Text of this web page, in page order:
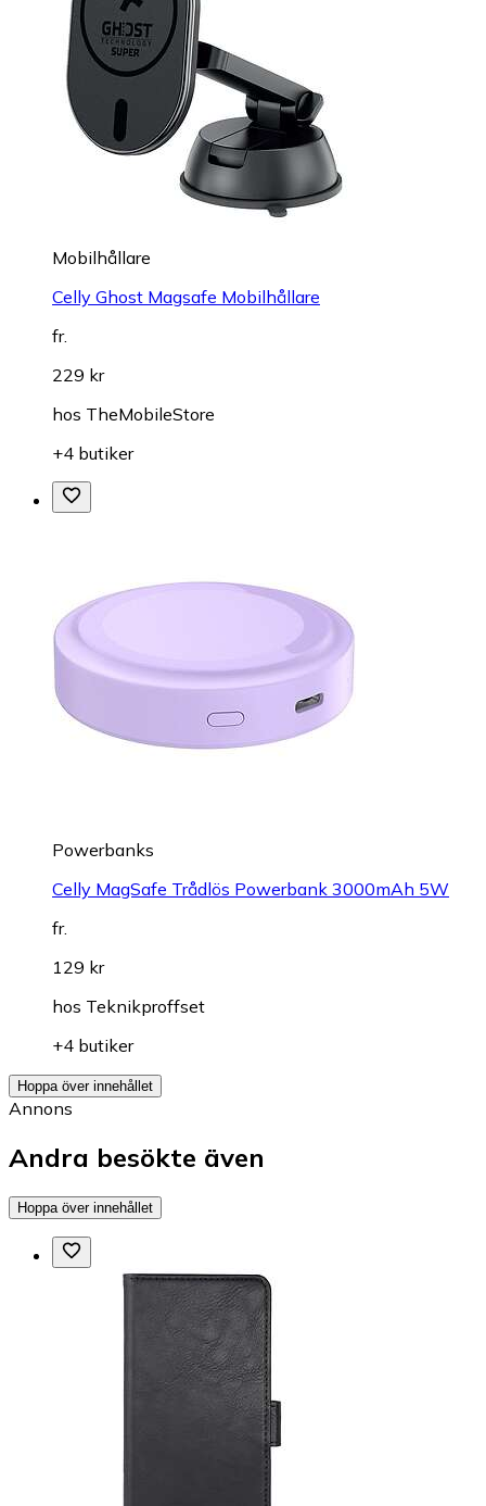
Mobilhållare
Celly Ghost Magsafe Mobilhållare
fr.
229 kr
hos TheMobileStore
+4 butiker
Powerbanks
Celly MagSafe Trådlös Powerbank 3000mAh 5W
fr.
129 kr
hos Teknikproffset
+4 butiker
Hoppa över innehållet
Annons
Andra besökte även
Hoppa över innehållet